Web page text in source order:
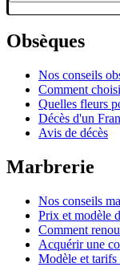
Obsèques
Nos conseils
Comment
Quelles fleurs
Décès d'un
Avis de décès
Marbrerie
Nos conseils
Prix et modèle
Comment
Acquérir une
Modèle et tarifs